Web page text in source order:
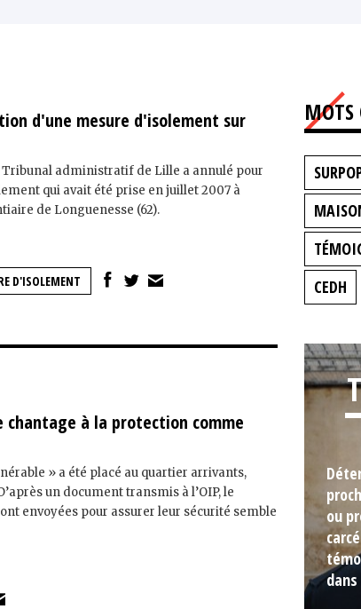
d'une mesure d'isolement sur
Tribunal administratif de Lille a annulé pour
qui avait été prise en juillet 2007 à
de Longuenesse (62).
D'ISOLEMENT
chantage à la protection comme
» a été placé au quartier arrivants,
un document transmis à l’OIP, le
envoyées pour assurer leur sécurité semble
MOTS
CEDH
ou